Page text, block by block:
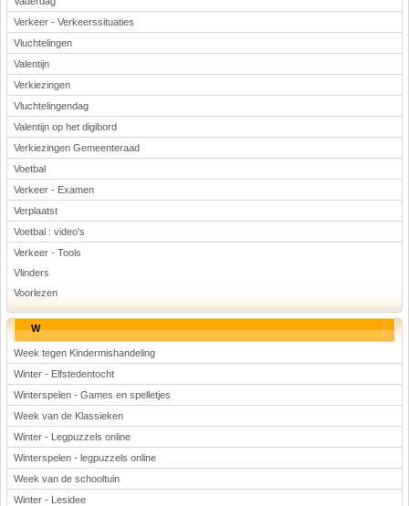
Verkeer - Verkeerssituaties
Vluchtelingen
Valentijn
Verkiezingen
Vluchtelingendag
Valentijn op het digibord
Verkiezingen Gemeenteraad
Voetbal
Verkeer - Examen
Verplaatst
Voetbal : video's
Verkeer - Tools
Vlinders
Voorlezen
W
Week tegen Kindermishandeling
Winter - Elfstedentocht
Winterspelen - Games en spelletjes
Week van de Klassieken
Winter - Legpuzzels online
Winterspelen - legpuzzels online
Week van de schooltuin
Winter - Lesidee